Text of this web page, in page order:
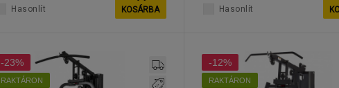
KOSÁRBA
Hasonlít Hasonlít
-23%
RAKTÁRON
-12%
RAKTÁRON